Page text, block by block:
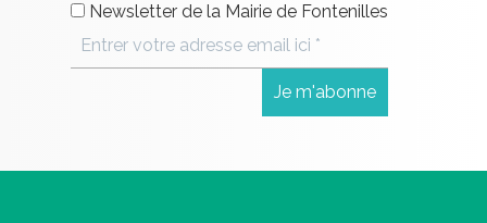
Newsletter de la Mairie de Fontenilles